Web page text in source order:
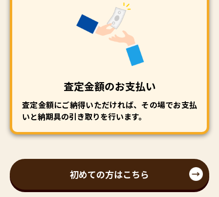
査定金額のお支払い
査定金額にご納得いただければ、その場でお支払
いと納期具の引き取りを行います。
初めての方はこちら